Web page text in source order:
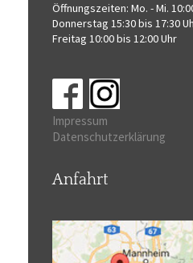
Öffnungszeiten: Mo. - Mi.
Donnerstag 15:30 bis 17:30
Freitag 10:00 bis 12:00 Uhr
Impressum
Datenschutzerklärung
Anfahrt